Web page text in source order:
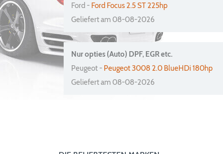
Ford - Ford Focus 2.5 ST 225hp
Geliefert am 08-08-2026
Nur opties (Auto) DPF, EGR etc.
Peugeot - Peugeot 3008 2.0 BlueHDi 180hp
Geliefert am 08-08-2026